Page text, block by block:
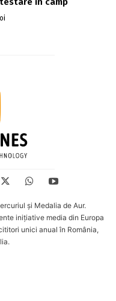
și Medalia de Aur.
inițiative media din Europa
unici anual în România,